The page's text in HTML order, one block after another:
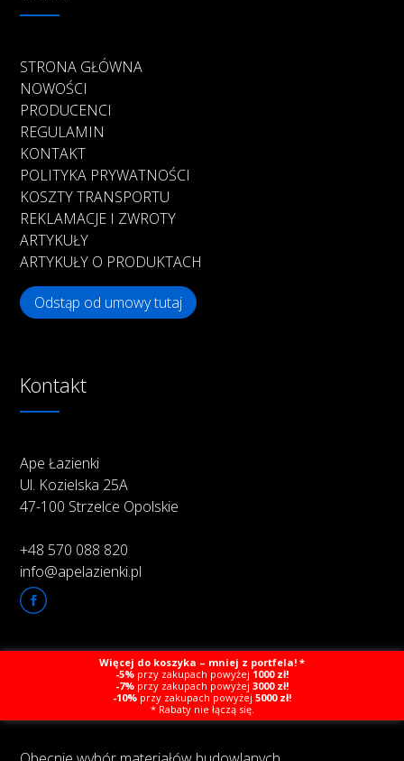
STRONA GŁÓWNA
NOWOŚCI
PRODUCENCI
REGULAMIN
KONTAKT
POLITYKA PRYWATNOŚCI
KOSZTY TRANSPORTU
REKLAMACJE I ZWROTY
ARTYKUŁY
ARTYKUŁY O PRODUKTACH
Odstąp od umowy tutaj
Kontakt
Ape Łazienki
Ul. Kozielska 25A
47-100 Strzelce Opolskie
+48 570 088 820
info@apelazienki.pl
Więcej do koszyka – mniej z portfela! *
-5% przy zakupach powyżej 1000 zł!
-7% przy zakupach powyżej 3000 zł!
-10% przy zakupach powyżej 5000 zł!
* Rabaty nie łączą się.